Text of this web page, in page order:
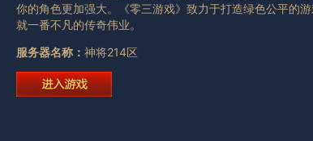
你的角色更加强大。《零三游戏》致力于打造绿色公平的
就一番不凡的传奇伟业。
服务器名称： 神将214区